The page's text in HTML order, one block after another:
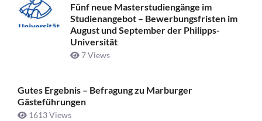
Fünf neue Masterstudiengänge im
Studienangebot – Bewerbungsfristen im
August und September der Philipps-
Universität
7 Views
Gutes Ergebnis – Befragung zu Marburger
Gästeführungen
1613 Views